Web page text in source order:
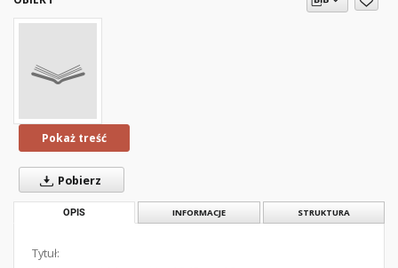
Pokaż treść
Pobierz
OPIS INFORMACJE STRUKTURA
Tytuł: